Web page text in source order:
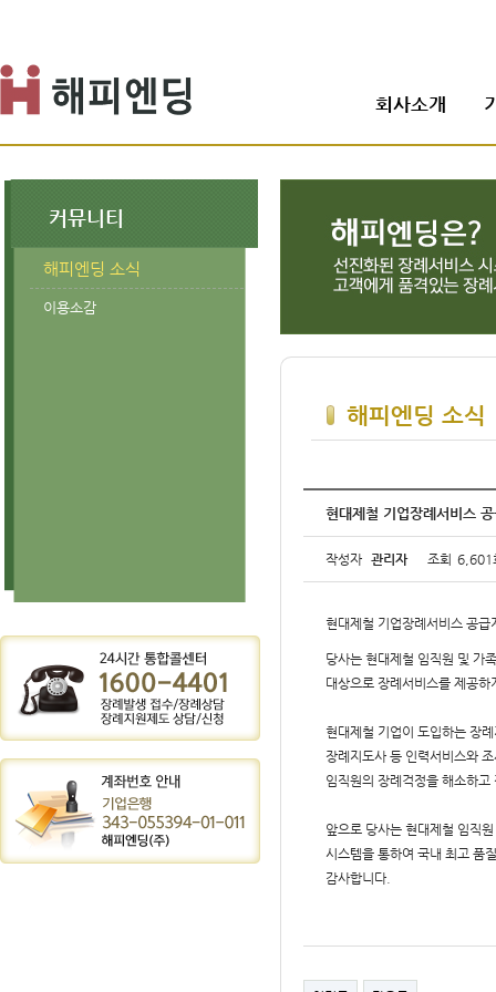
회사소개
커뮤니티
해피엔딩 소식
이용소감
해피엔딩 소식
현대제철 기업장례서비스
작성자 관리자 조회 6,601
현대제철 기업장례서비스 공급
당사는 현대제철 임직원 및 가
대상으로 장례서비스를 제공
현대제철 기업이 도입하는 장
장례지도사 등 인력서비스와
임직원의 장례걱정을 해소하
앞으로 당사는 현대제철 임직
시스템을 통하여 국내 최고 품
감사합니다.